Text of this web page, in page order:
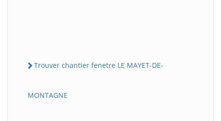
Trouver chantier fenetre LE MAYET-DE-
MONTAGNE